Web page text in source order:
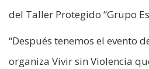
del Taller Protegido “Grupo
“Después tenemos el evento
organiza Vivir sin Violencia